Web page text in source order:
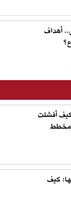
أهداف
كيف أفشلت
مخطط
كيف